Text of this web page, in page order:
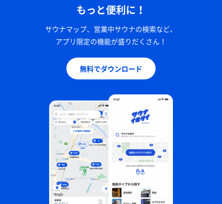
もっと便利に！
サウナマップ、営業中サウナの検索など、
アプリ限定の機能が盛りだくさん！
無料でダウンロード